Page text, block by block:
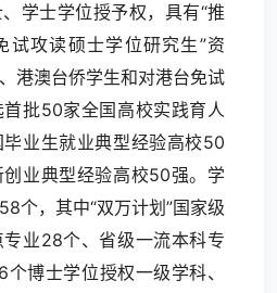
学士学位授予权，具有“推
试攻读硕士学位研究生”资
港澳台侨学生和对港台免试
批50家全国高校实践育人
业生就业典型经验高校50
业典型经验高校50强。学
个，其中“双万计划”国家级
业28个、省级一流本科专
博士学位授权一级学科、